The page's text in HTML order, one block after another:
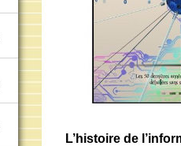
L’histoire de